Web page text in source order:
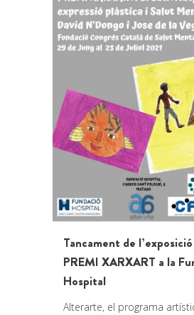
Tancament de
PREMI XARXART a la
Hospital
Alterarte, el programa